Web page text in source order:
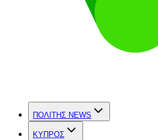
ΠΟΛΙΤΗΣ NEWS
ΚΥΠΡΟΣ